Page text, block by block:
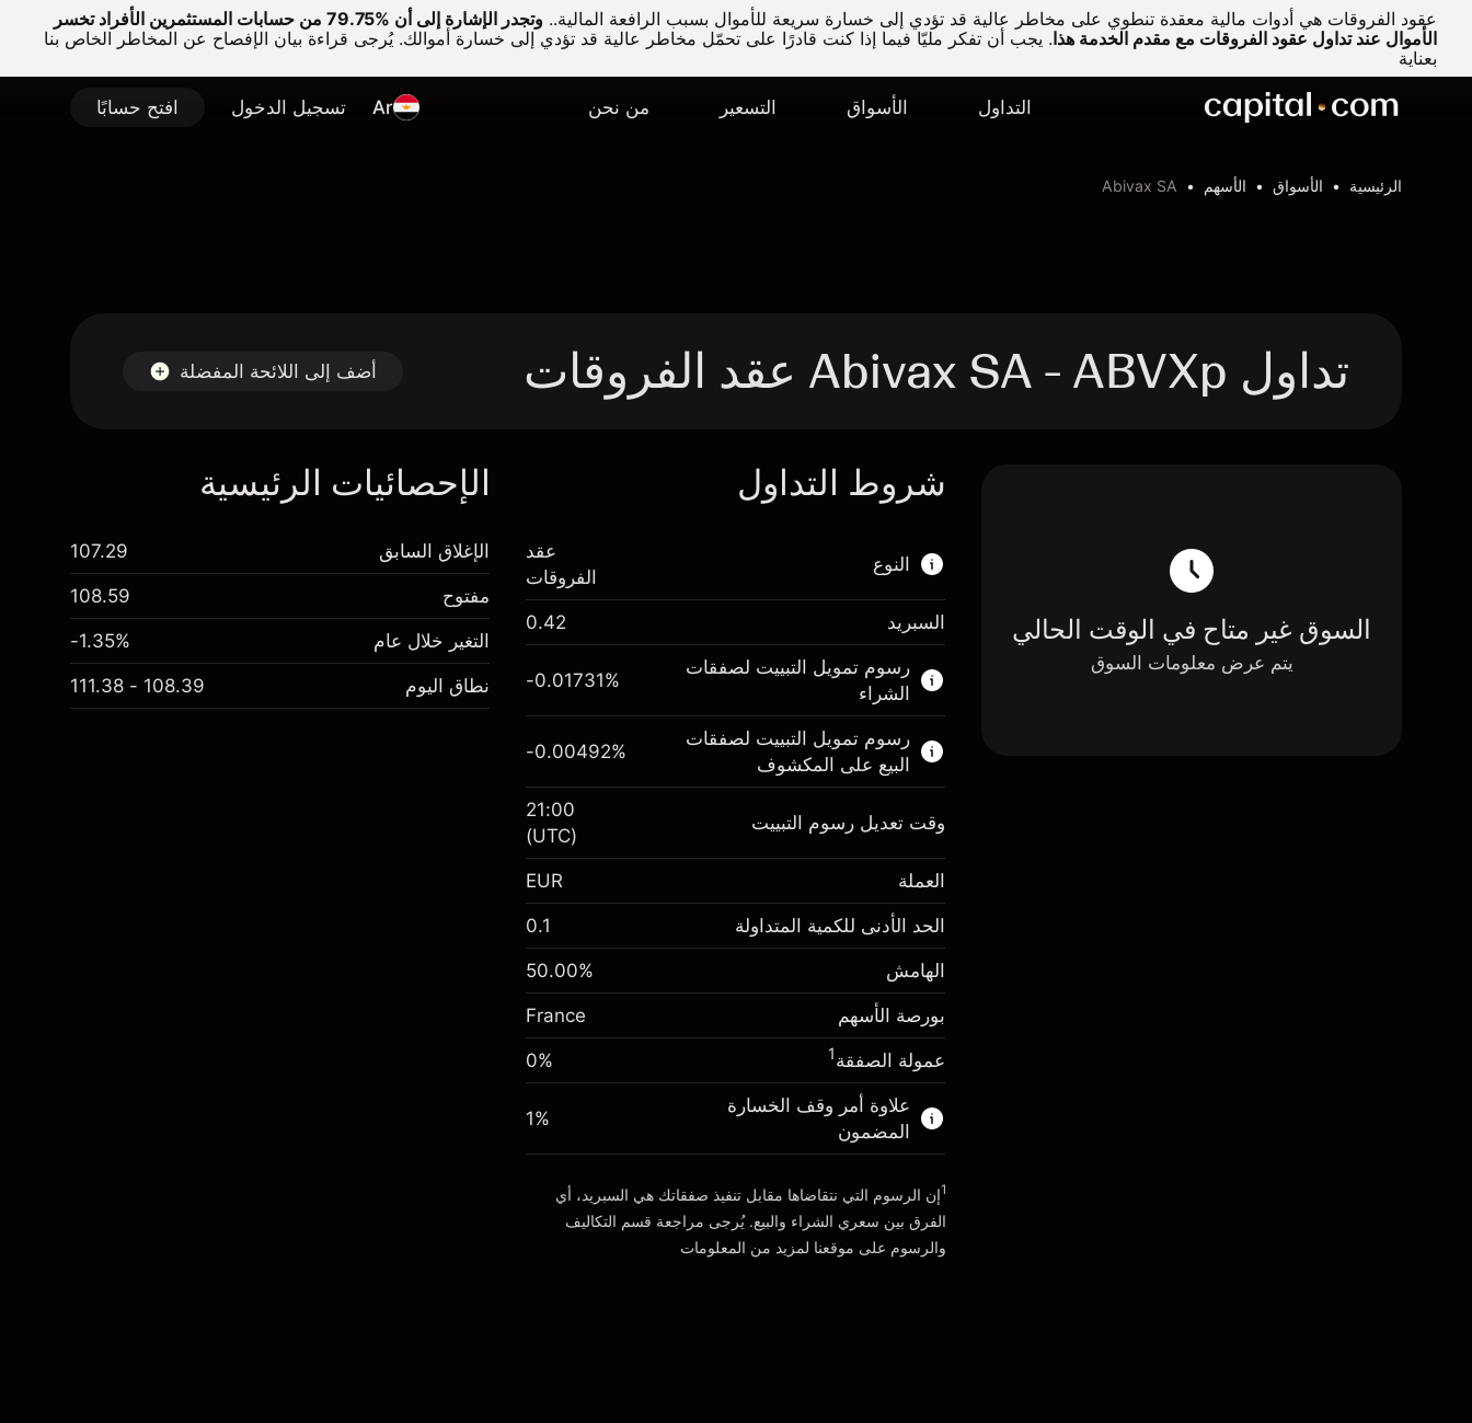
عقود الفروقات هي أدوات مالية معقدة تنطوي على مخاطر عالية قد تؤدي إلى خسارة سريعة للأموال بسبب الرافعة المالية..
وتجدر الإشارة إلى أن %79.75 من حسابات المستثمرين الأفراد تخسر
الأموال عند تداول عقود الفروقات مع مقدم الخدمة هذا. يجب أن تفكر مليّا فيما إذا كنت قادرًا على تحمّل مخاطر عالية قد تؤدي إلى خسارة أموالك. يُرجى قراءة بيان الإفصاح عن المخاطر الخاص بنا
بعناية
التداول الأسواق التسعير من نحن Ar تسجيل الدخول افتح حسابًا
الرئيسية الأسواق الأسهم Abivax SA
تداول Abivax SA - ABVXp عقد الفروقات أضف إلى اللائحة المفضلة
السوق غير متاح في الوقت الحالي
يتم عرض معلومات السوق
شروط التداول
النوع
هذا السوق المالي متاح للتداول من خلال عقود
الفروقات.
اعرف المزيد عن:
عقود الفروقات
عقد
الفروقات
السبريد 0.42
رسوم تمويل التبييت لصفقات
الشراء
الهامش. استثمارك €1,000.00
رسوم التبييت
الرسوم من قيمة الصفقة الكاملة
-0.017307
حجم الصفقة بالرافعة المالية ~
الأموال من الرافعة المالية ~ دولار
انتقل إلى المنصة
-0.01731%
رسوم تمويل التبييت لصفقات
البيع على المكشوف
€1,000.00
رسوم التبييت
الرسوم من قيمة الصفقة الكاملة
-0.004915
(-€0.10)
حجم الصفقة بالرافعة المالية ~€2,000.00
الأموال من الرافعة المالية ~ دولار
-0.00492%
وقت تعديل رسوم التبييت
21:00
(UTC)
العملة EUR
الحد الأدنى للكمية المتداولة 0.1
الهامش 50.00%
بورصة الأسهم France
عمولة الصفقة1
0%
علاوة أمر وقف الخسارة
المضمون
1%
1إن الرسوم التي نتقاضاها مقابل تنفيذ صفقاتك هي السبريد، أي
الفرق بين سعري الشراء والبيع. يُرجى مراجعة قسم التكاليف
والرسوم على موقعنا لمزيد من المعلومات
الإحصائيات الرئيسية
الإغلاق السابق 107.29
مفتوح 108.59
التغير خلال عام -1.35%
نطاق اليوم 108.39 - 111.38